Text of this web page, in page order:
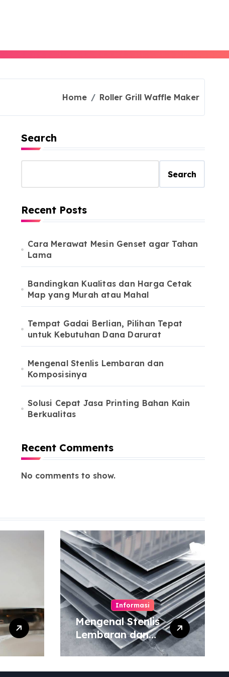
Home Roller Grill Waffle Maker
Search
Search
Recent Posts
Cara Merawat Mesin Genset agar Tahan
Lama
Bandingkan Kualitas dan Harga Cetak
Map yang Murah atau Mahal
Tempat Gadai Berlian, Pilihan Tepat
untuk Kebutuhan Dana Darurat
Mengenal Stenlis Lembaran dan
Komposisinya
Solusi Cepat Jasa Printing Bahan Kain
Berkualitas
Recent Comments
No comments to show.
Informasi
Mengenal Stenlis
Lembaran dan
Komposisinya